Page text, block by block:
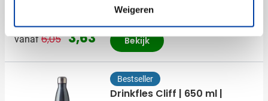
Weigeren
vanafNormale prijs
6,05 Speciale prijs
3,63
Bedrukken vanaf 25 stuks
Bekijk
Bestseller
Drinkfles Cliff | 650 ml |